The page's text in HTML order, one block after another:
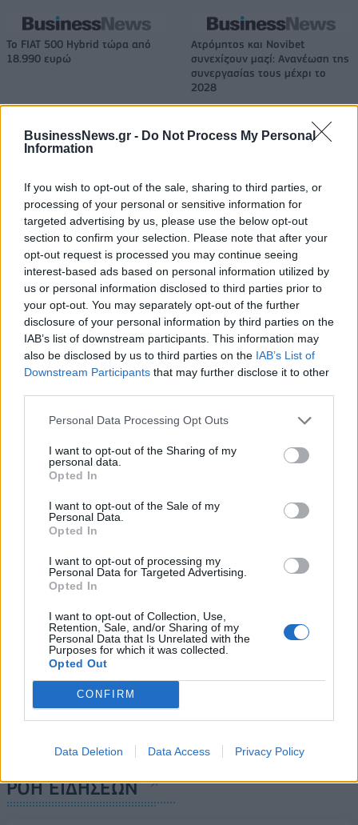
BusinessNews.gr - Do Not Process My Personal
Information
If you wish to opt-out of the sale, sharing to third parties, or
processing of your personal or sensitive information for
targeted advertising by us, please use the below opt-out
section to confirm your selection. Please note that after your
opt-out request is processed you may continue seeing
interest-based ads based on personal information utilized by
us or personal information disclosed to third parties prior to
your opt-out. You may separately opt-out of the further
disclosure of your personal information by third parties on the
IAB’s list of downstream participants. This information may
also be disclosed by us to third parties on the IAB’s List of
Downstream Participants that may further disclose it to other
Personal Data Processing Opt Outs
I want to opt-out of the Sharing of my
personal data.
Opted In
I want to opt-out of the Sale of my
Personal Data.
Opted In
I want to opt-out of processing my
Personal Data for Targeted Advertising.
Opted In
I want to opt-out of Collection, Use,
Retention, Sale, and/or Sharing of my
Personal Data that Is Unrelated with the
Purposes for which it was collected.
Opted Out
CONFIRM
Data Deletion Data Access Privacy Policy
Το FIAT 500 Hybrid τώρα από
18.990 ευρώ
Ατρόμητος και Novibet
συνεχίζουν μαζί: Ανανέωση της
συνεργασίας τους μέχρι το
2028
18η συνεχόμενη χρονιά για τον ΟΤΕ στη διεθνή σειρά δεικτών
Alpha Bank: Για πρώτη φορά το Αρχαίο Θέατρο Επιδαύρου άνοιξε τις
πύλες του σε όλους
ΠΕΡΙΣΣΌΤΕΡΑ ΣΕ ΑΥΤΉ ΤΗΝ ΚΑΤΗΓΟΡΊΑ
Παραιτήθηκε ο διοικητής
Μητσιάλης
06/08/2024 - 18:01
ενστάσεων για τις θέσεις
ΡΟΗ ΕΙΔΗΣΕΩΝ